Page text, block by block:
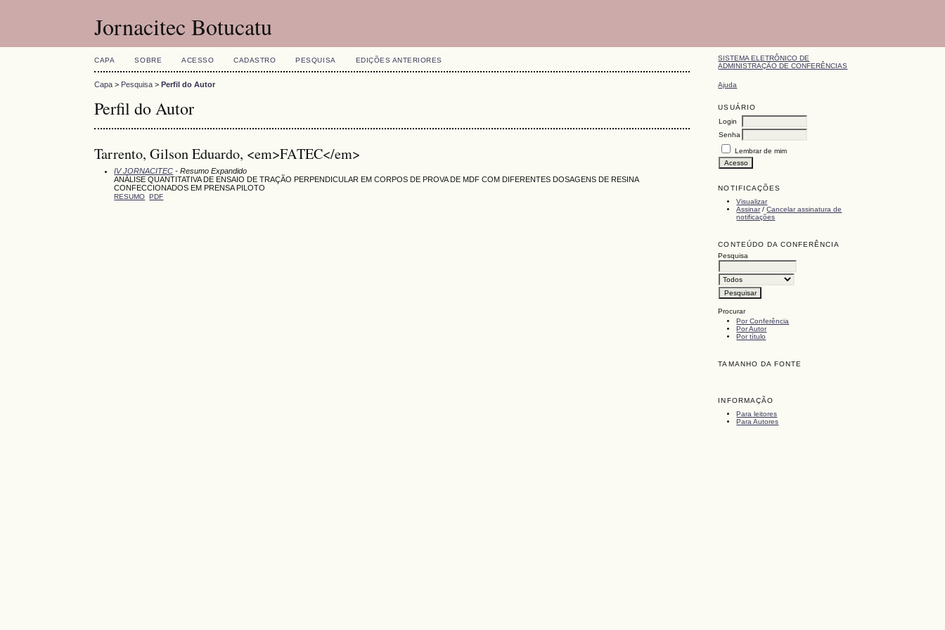
Jornacitec Botucatu
SISTEMA ELETRÔNICO DE
ADMINISTRAÇÃO DE CONFERÊNCIAS
Ajuda
USUÁRIO
Login
Senha
Lembrar de mim
NOTIFICAÇÕES
Visualizar
Assinar/Cancelar assinatura de
notificações
CONTEÚDO DA CONFERÊNCIA
Pesquisa
Procurar
Por Conferência
Por Autor
Por título
TAMANHO DA FONTE
INFORMAÇÃO
Para leitores
Para Autores
CAPA SOBRE ACESSO CADASTRO PESQUISA EDIÇÕES ANTERIORES
Capa > Pesquisa >Perfil do Autor
Perfil do Autor
Tarrento, Gilson Eduardo, <em>FATEC</em>
IV JORNACITEC - Resumo Expandido
ANÁLISE QUANTITATIVA DE ENSAIO DE TRAÇÃO PERPENDICULAR EM CORPOS DE PROVA DE MDF COM DIFERENTES DOSAGENS DE RESINA
CONFECCIONADOS EM PRENSA PILOTO
RESUMO PDF